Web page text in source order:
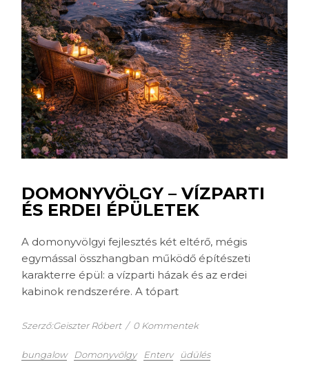
DOMONYVÖLGY – VÍZPARTI
ÉS ERDEI ÉPÜLETEK
A domonyvölgyi fejlesztés két eltérő, mégis
egymással összhangban működő építészeti
karakterre épül: a vízparti házak és az erdei
kabinok rendszerére. A tópart
Szerző:Geiszter Róbert / 0 Kommentek
bungalow Domonyvölgy Enterv üdülés